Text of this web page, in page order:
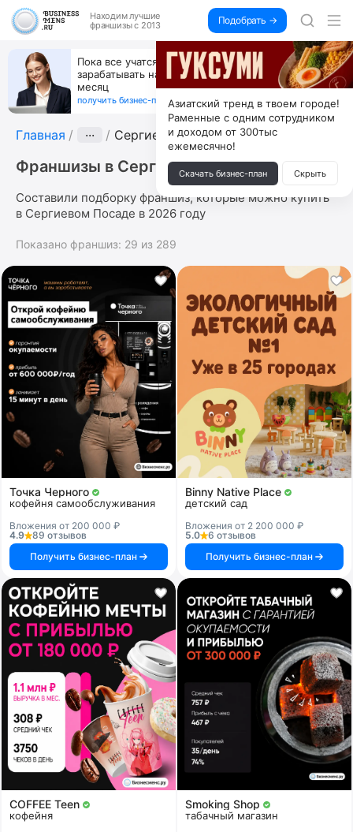
Находим лучшие
франшизы с 2013
Подобрать →
Пока все учатся пользоваться ИИ, вы можете
зарабатывать на их обучении по 500 тыс. каждый
месяц
получить бизнес-план ↓
Главная ··· Сергиев Посад
Франшизы в Сергиевом Посаде
Составили подборку франшиз, которые можно купить
в Сергиевом Посаде в 2026 году
Показано франшиз: 29 из 289
Точка Черного
кофейня самообслуживания
Вложения от 200 000 ₽
4.9
89 отзывов
Получить бизнес-план
Binny Native Place
детский сад
Вложения от 2 200 000 ₽
5.0
6 отзывов
Получить бизнес-план
COFFEE Teen
кофейня
Smoking Shop
табачный магазин
Азиатский тренд в твоем городе!
Раменные с одним сотрудником
и доходом от 300тыс
ежемесячно!
Скачать бизнес-план Скрыть